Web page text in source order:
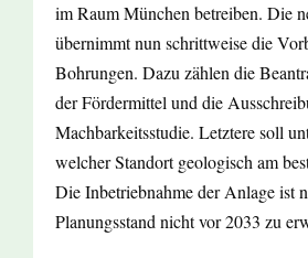
im Raum München betreiben. Die
übernimmt nun schrittweise die
Bohrungen. Dazu zählen die
der Fördermittel und die
Machbarkeitsstudie. Letztere soll
welcher Standort geologisch am
Die Inbetriebnahme der Anlage ist
Planungsstand nicht vor 2033 zu